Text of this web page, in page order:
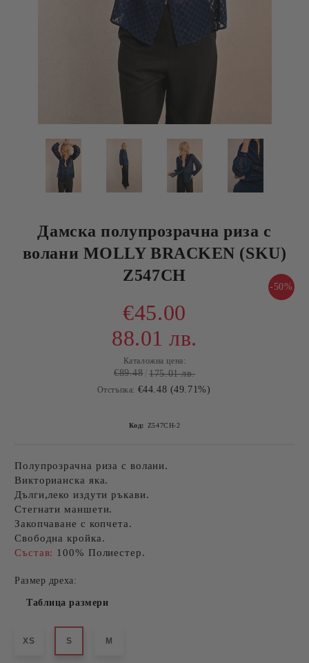
Дамска полупрозрачна риза с
волани MOLLY BRACKEN (SKU)
Z547CH
-50%
€45.00
88.01 лв.
Каталожна цена:
€89.48 175.01 лв.
Отстъпка: €44.48 (49.71%)
Код: Z547CH-2
Полупрозрачна риза с волани.
Викторианска яка.
Дълги,леко издути ръкави.
Стегнати маншети.
Закопчаване с копчета.
Свободна кройка.
Състав: 100% Полиестер.
Размер дреха:
Таблица размери
XS S M